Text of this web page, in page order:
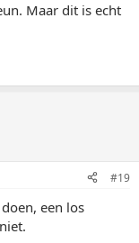
Maar dit is echt
#19
een los